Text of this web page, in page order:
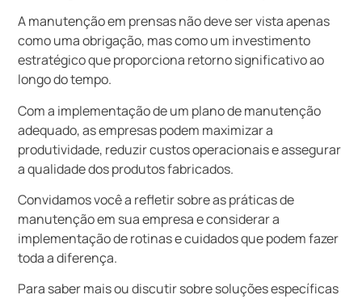
A manutenção em prensas não deve ser vista apenas
como uma obrigação, mas como um investimento
estratégico que proporciona retorno significativo ao
longo do tempo.
Com a implementação de um plano de manutenção
adequado, as empresas podem maximizar a
produtividade, reduzir custos operacionais e assegurar
a qualidade dos produtos fabricados.
Convidamos você a refletir sobre as práticas de
manutenção em sua empresa e considerar a
implementação de rotinas e cuidados que podem fazer
toda a diferença.
Para saber mais ou discutir sobre soluções específicas